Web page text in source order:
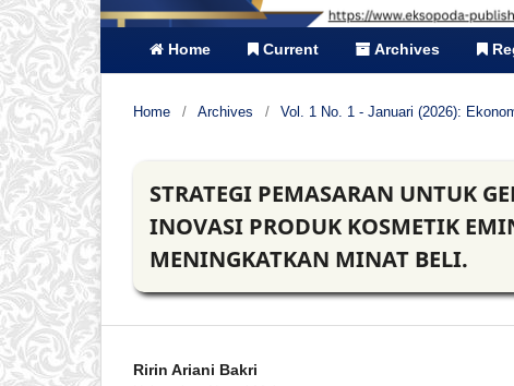
Home Current Archives
Home / Archives / Vol. 1 No. 1 - Januari (2026):
STRATEGI PEMASARAN UNTUK
INOVASI PRODUK KOSMETIK
MENINGKATKAN MINAT BELI.
Ririn Ariani Bakri